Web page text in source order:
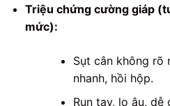
Triệu chứng cường giáp
mức):
Sụt cân không rõ
nhanh, hồi hộp.
Run tay, lo âu, dễ